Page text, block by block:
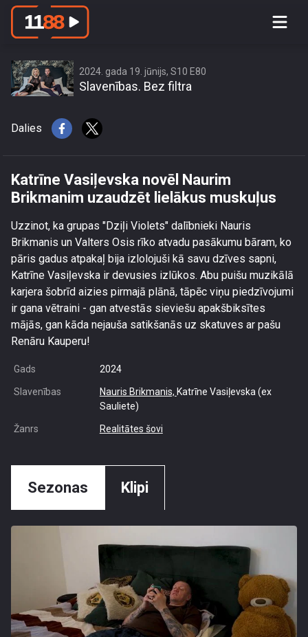
Katrīne Vasiļevska novēl Naurim
2024. gada 19. jūnijs, S10 E80
Slavenības. Bez filtra
Dalies
Katrīne Vasiļevska novēl Naurim
Brikmanim uzaudzēt lielākus muskuļus
Uzzinot, ka grupas "Dziļi Violets" dalībnieki Nauris
Brikmanis un Valters Osis rīko atvadu pasākumu bāram, ko
pāris gadus atpakaļ bija izlolojuši kā savu dzīves sapni,
Katrīne Vasiļevska ir devusies izlūkos. Abu puišu muzikālā
karjera šobrīd aizies pirmajā plānā, tāpēc viņu piedzīvojumi
ir gana vētraini - gan atvestās sieviešu apakšbiksītes
mājās, gan kāda nejauša satikšanās uz skatuves ar pašu
Renāru Kauperu!
Gads 2024
Slavenības Nauris Brikmanis, Katrīne Vasiļevska (ex
Sauliete)
Žanrs Realitātes šovi
Sezonas Klipi